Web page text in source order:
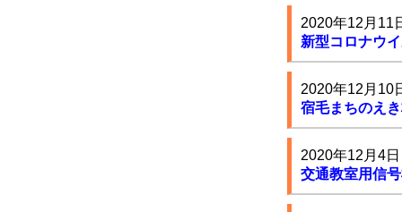
2020年12月11
新型コロナウ
2020年12月10
宿毛まちのえ
2020年12月4日
交通教室用信